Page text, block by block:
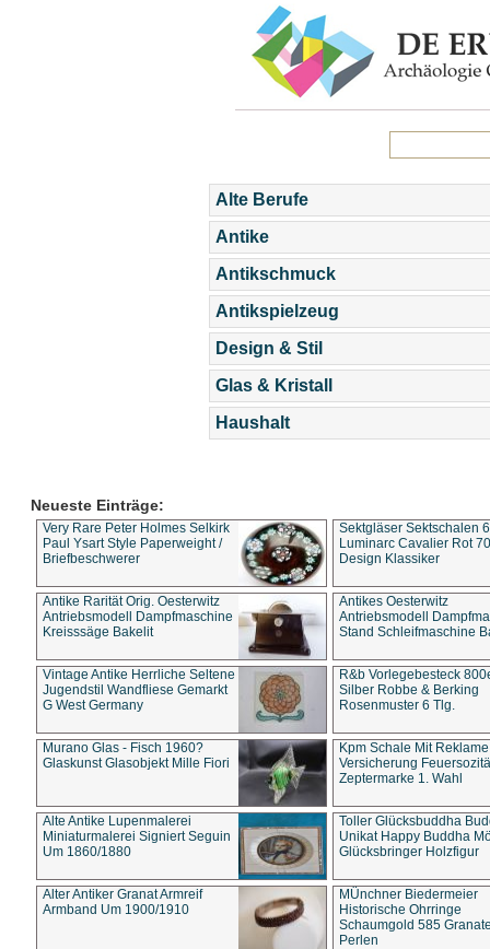
Alte Berufe
Antike
Antikschmuck
Antikspielzeug
Design & Stil
Glas & Kristall
Haushalt
Neueste Einträge:
Very Rare Peter Holmes Selkirk
Paul Ysart Style Paperweight /
Briefbeschwerer
Sektgläser Sektschalen
Luminarc Cavalier Rot
Design Klassiker
Antike Rarität Orig. Oesterwitz
Antriebsmodell Dampfmaschine
Kreisssäge Bakelit
Antikes Oesterwitz
Antriebsmodell
Stand Schleifmaschine
Vintage Antike Herrliche Seltene
Jugendstil Wandfliese Gemarkt
G West Germany
R&b Vorlegebesteck
Silber Robbe & Berking
Rosenmuster 6 Tlg.
Murano Glas - Fisch 1960?
Glaskunst Glasobjekt Mille Fiori
Kpm Schale Mit Reklame
Versicherung
Zeptermarke 1. Wahl
Alte Antike Lupenmalerei
Miniaturmalerei Signiert Seguin
Um 1860/1880
Toller Glücksbuddha
Unikat Happy Buddha
Glücksbringer Holzfigur
Alter Antiker Granat Armreif
Armband Um 1900/1910
MÜnchner Biedermeier
Historische Ohrringe
Schaumgold 585
Perlen